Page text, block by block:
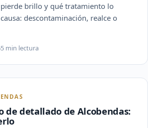
brillo y qué tratamiento lo
descontaminación, realce o
5 min lectura
de detallado de Alcobendas: